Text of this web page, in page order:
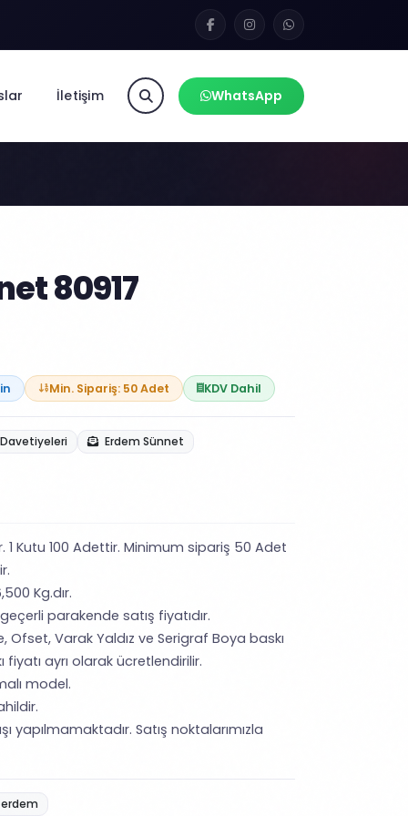
İletişim WhatsApp
80917
Min. Sipariş: 50 Adet KDV Dahil
Erdem Sünnet
1 Kutu 100 Adettir. Minimum sipariş 50 Adet
Kg.dır.
parakende satış fiyatıdır.
Ofset, Varak Yaldız ve Serigraf Boya baskı
ayrı olarak ücretlendirilir.
model.
yapılmamaktadır. Satış noktalarımızla